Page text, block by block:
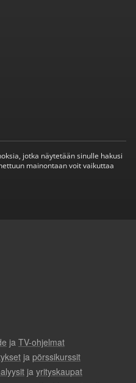
jotka näytetään sinulle hakusi
mainontaan voit vaikuttaa